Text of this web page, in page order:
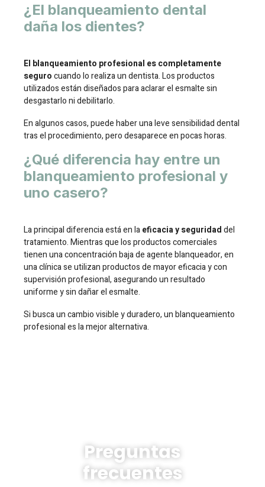
¿El blanqueamiento dental
daña los dientes?
El blanqueamiento profesional es completamente
segurocuando lo realiza un dentista. Los productos
utilizados están diseñados para aclarar el esmalte sin
desgastarlo ni debilitarlo.
En algunos casos, puede haber una leve sensibilidad dental
tras el procedimiento, pero desaparece en pocas horas.
¿Qué diferencia hay entre un
blanqueamiento profesional y
uno casero?
La principal diferencia está en laeficacia y seguridaddel
tratamiento. Mientras que los productos comerciales
tienen una concentración baja de agente blanqueador, en
una clínica se utilizan productos de mayor eficacia y con
supervisión profesional, asegurando un resultado
uniforme y sin dañar el esmalte.
Si busca un cambio visible y duradero, un blanqueamiento
profesional es la mejor alternativa.
Preguntas
frecuentes